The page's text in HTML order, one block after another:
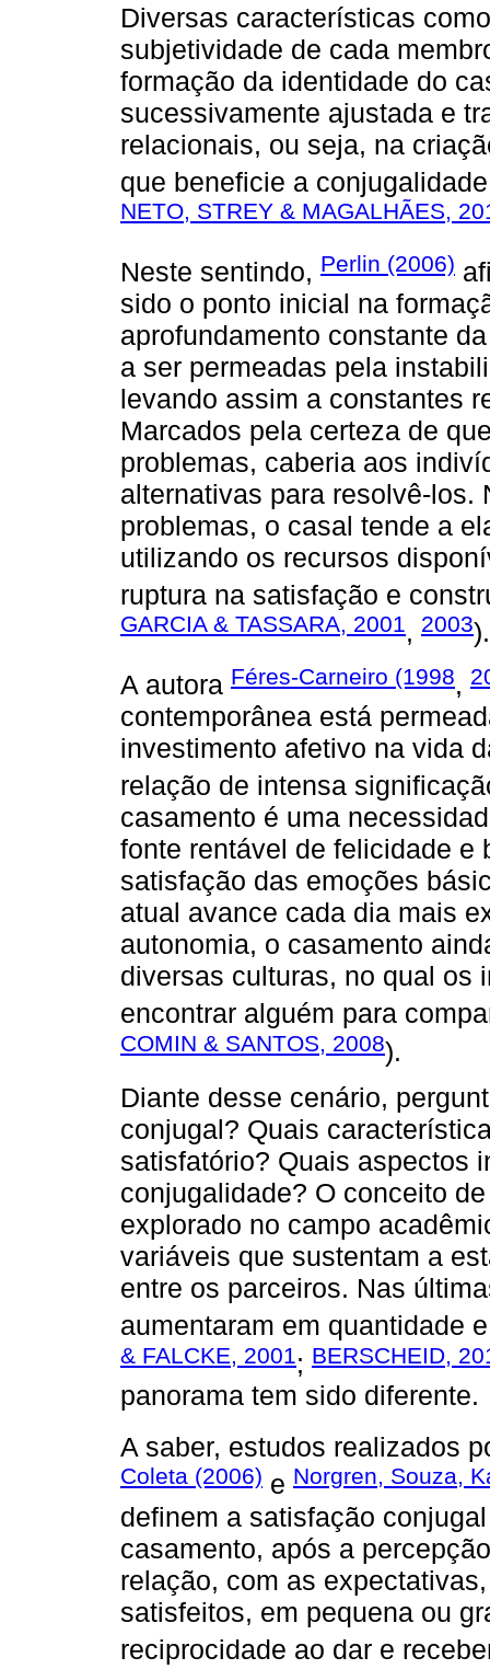
Diversas características
subjetividade de cada
formação da identidade do
sucessivamente ajustada e
relacionais, ou seja, na
que beneficie a
NETO, STREY & MAGALHÃES,
Neste sentindo, Perlin (2006)
sido o ponto inicial na
aprofundamento constante
a ser permeadas pela
levando assim a constantes
Marcados pela certeza de
problemas, caberia aos
alternativas para resolvê-los.
problemas, o casal tende a
utilizando os recursos
ruptura na satisfação e
GARCIA & TASSARA, 2001, 2003).
A autora Féres-Carneiro (1998,
contemporânea está
investimento afetivo na vida
relação de intensa
casamento é uma
fonte rentável de felicidade e
satisfação das emoções
atual avance cada dia mais
autonomia, o casamento
diversas culturas, no qual os
encontrar alguém para
COMIN & SANTOS, 2008).
Diante desse cenário,
conjugal? Quais
satisfatório? Quais aspectos
conjugalidade? O conceito
explorado no campo
variáveis que sustentam a
entre os parceiros. Nas
aumentaram em quantidade
& FALCKE, 2001 ; BERSCHEID,
panorama tem sido diferente.
A saber, estudos realizados
Coleta (2006) e Norgren, Souza,
definem a satisfação
casamento, após a
relação, com as
satisfeitos, em pequena ou
reciprocidade ao dar e